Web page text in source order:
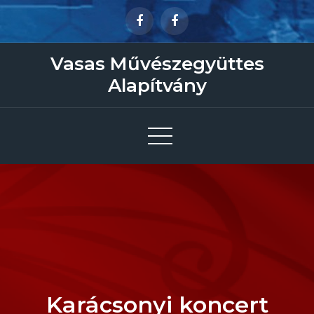
Skip
Vasas Művészegyüttes
Alapítvány
Karácsonyi koncert